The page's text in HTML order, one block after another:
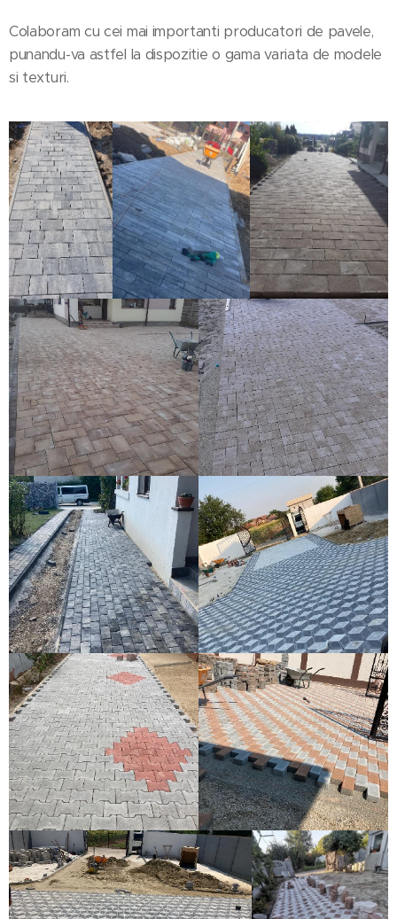
Colaboram cu cei mai importanti producatori de pavele,
punandu-va astfel la dispozitie o gama variata de modele
si texturi.